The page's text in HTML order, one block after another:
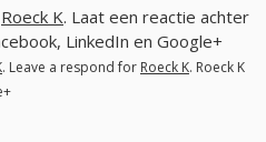
Roeck K. Laat een reactie achter
LinkedIn en Google+
. Leave a respond for Roeck K. Roeck K